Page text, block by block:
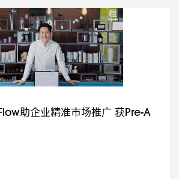
助企业精准市场推广 获Pre-A